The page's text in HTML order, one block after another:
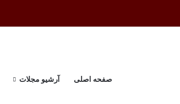
صفحه اصلی آرشیو مجلات